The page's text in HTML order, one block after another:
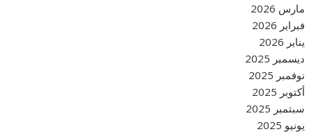
مارس 2026
فبراير 2026
يناير 2026
ديسمبر 2025
نوفمبر 2025
أكتوبر 2025
سبتمبر 2025
يونيو 2025